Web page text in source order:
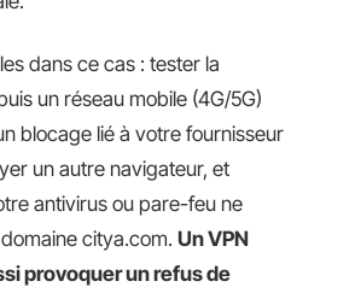
dans ce cas : tester la
un réseau mobile (4G/5G)
blocage lié à votre fournisseur
un autre navigateur, et
antivirus ou pare-feu ne
citya.com. Un VPN
provoquer un refus de